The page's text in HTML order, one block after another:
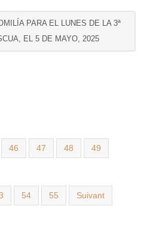
PARA EL LUNES DE LA 3ª
EL 5 DE MAYO, 2025
46 47 48 49
54 55 Suivant